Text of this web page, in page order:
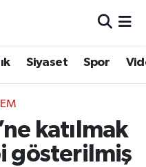
Siyaset Spor
katılmak
gösterilmiş